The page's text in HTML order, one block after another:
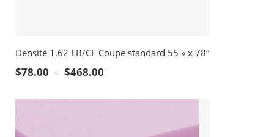
Densité 1.62 LB/CF Coupe standard 55 » x 78’’
$78.00 – $468.00